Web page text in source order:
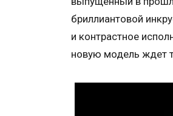
бриллиантовой
и контрастное
новую модель ждет